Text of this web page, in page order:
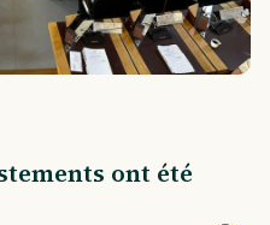
ont été